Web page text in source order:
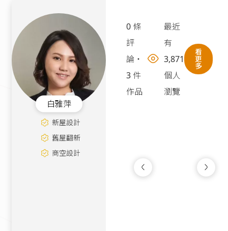
白雅萍
新屋設計
舊屋翻新
商空設計
0 條
評
論 ・
3 件
作品
最近
有
3,871
個人
瀏覽
看
更
多